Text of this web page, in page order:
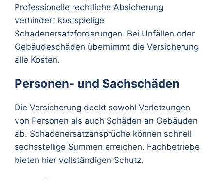
Professionelle rechtliche Absicherung
verhindert kostspielige
Schadenersatzforderungen. Bei Unfällen oder
Gebäudeschäden übernimmt die Versicherung
alle Kosten.
Personen- und Sachschäden
Die Versicherung deckt sowohl Verletzungen
von Personen als auch Schäden an Gebäuden
ab. Schadenersatzansprüche können schnell
sechsstellige Summen erreichen. Fachbetriebe
bieten hier vollständigen Schutz.